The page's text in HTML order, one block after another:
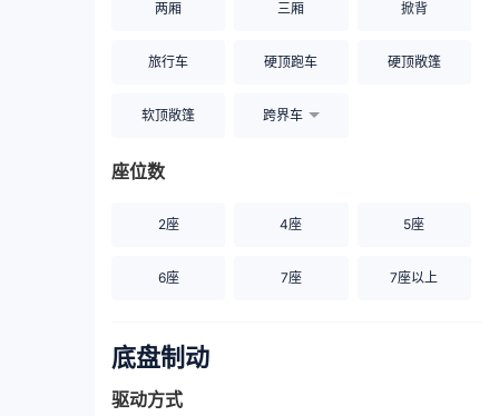
两厢 三厢 掀背
旅行车 硬顶跑车 硬顶敞篷
软顶敞篷 跨界车
座位数
2座 4座 5座
6座 7座 7座以上
底盘制动
驱动方式